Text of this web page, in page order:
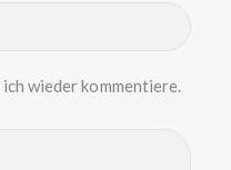
wieder kommentiere.